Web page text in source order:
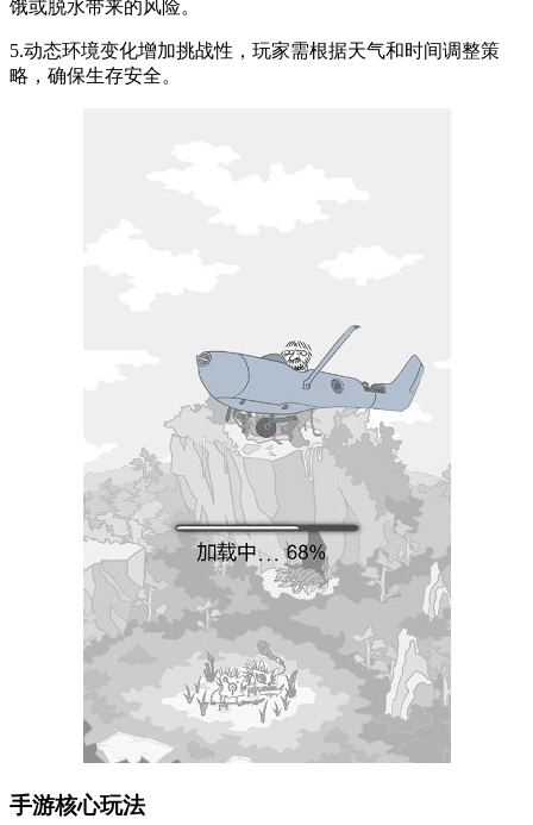
饿或脱水带来的风险。
5.动态环境变化增加挑战性，玩家需根据天气和时间调整策
略，确保生存安全。
手游核心玩法